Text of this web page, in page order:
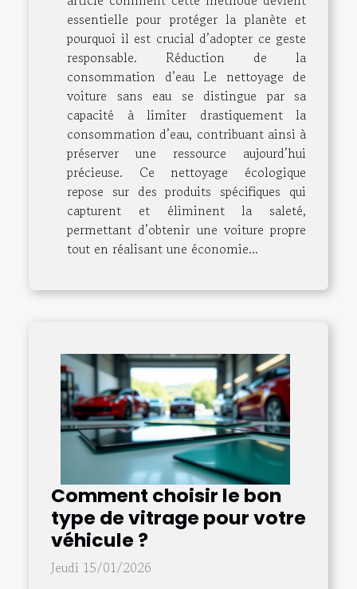
essentielle pour protéger la planète et
pourquoi il est crucial d’adopter ce geste
responsable. Réduction de la
consommation d’eau Le nettoyage de
voiture sans eau se distingue par sa
capacité à limiter drastiquement la
consommation d’eau, contribuant ainsi à
préserver une ressource aujourd’hui
précieuse. Ce nettoyage écologique
repose sur des produits spécifiques qui
capturent et éliminent la saleté,
permettant d’obtenir une voiture propre
tout en réalisant une économie...
Comment choisir le bon
type de vitrage pour votre
véhicule ?
Jeudi 15/01/2026